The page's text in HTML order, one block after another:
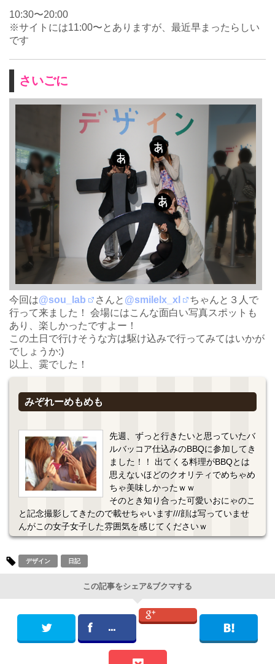
10:30〜20:00
※サイトには11:00〜とありますが、最近早まったらしい
です
さいごに
今回は@sou_lab さんと @smilelx_xl
ちゃんと３人で
行って来ました！ 会場にはこんな面白い写真スポットも
あり、楽しかったですよー！
この土日で行けそうな方は駆け込みで行ってみてはいかが
でしょうか:)
以上、霙でした！
みぞれーめもめも
先週、ずっと行きたいと思っていたバ
ルバッコア仕込みのBBQに参加してき
ました！！ 出てくる料理がBBQとは
思えないほどのクオリティでめちゃめ
ちゃ美味しかったｗｗ
そのとき知り合った可愛いおにゃのこ
と記念撮影してきたので載せちゃいます///顔は写っていませ
んがこの女子女子した雰囲気を感じてくださいｗ
デザイン 日記
この記事をシェア&ブクマする
...